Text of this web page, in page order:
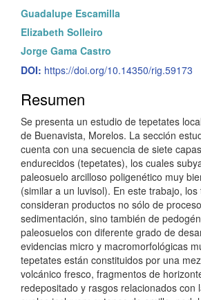
Barra
lateral
del
artículo
C
o
n
e
n
i
d
o
p
r
i
n
Guadalupe Escamilla
Elizabeth Solleiro
Jorge Gama Castro
DOI: https://doi.org/10.14350/rig.59173
Resumen
Se presenta un estudio de tepetates
de Buenavista, Morelos. La sección
cuenta con una secuencia de siete
endurecidos (tepetates), los cuales
paleosuelo arcilloso poligenético muy
(similar a un luvisol). En este trabajo,
consideran productos no sólo de
sedimentación, sino también de
paleosuelos con diferente grado de
evidencias micro y macromorfológicas
tepetates están constituidos por una
volcánico fresco, fragmentos de
redepositado y rasgos relacionados con